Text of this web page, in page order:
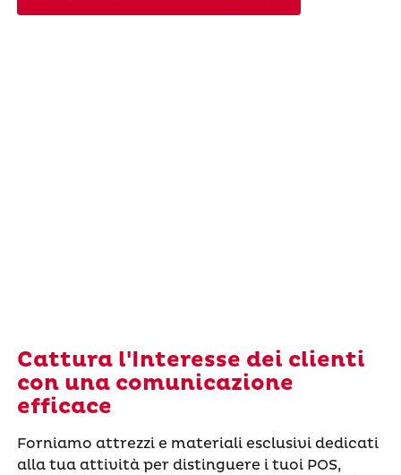
Cattura l'Interesse dei clienti
con una comunicazione
efficace
Forniamo attrezzi e materiali esclusivi dedicati
alla tua attività per distinguere i tuoi POS,